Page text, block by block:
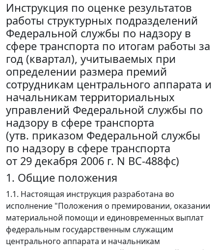
Инструкция по оценке результатов
работы структурных подразделений
Федеральной службы по надзору в
сфере транспорта по итогам работы за
год (квартал), учитываемых при
определении размера премий
сотрудникам центрального аппарата и
начальникам территориальных
управлений Федеральной службы по
надзору в сфере транспорта
(утв. приказом Федеральной службы
по надзору в сфере транспорта
от 29 декабря 2006 г. N ВС-488фс)
1. Общие положения
1.1. Настоящая инструкция разработана во
исполнение "Положения о премировании, оказании
материальной помощи и единовременных выплат
федеральным государственным служащим
центрального аппарата и начальникам